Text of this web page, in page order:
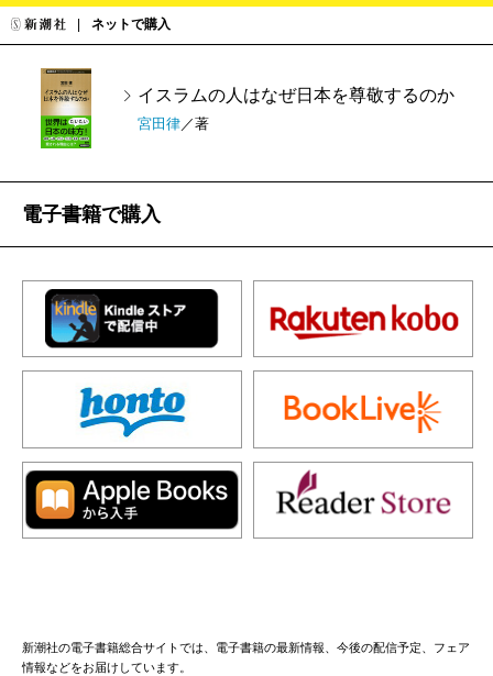
ネットで購入
イスラムの人はなぜ日本を尊敬するのか
宮田律 ／著
電子書籍で購入
新潮社の電子書籍総合サイトでは、電子書籍の最新情報、今後の配信予定、フェア
情報などをお届けしています。